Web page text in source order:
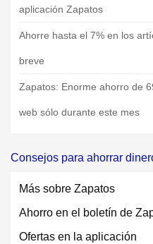
aplicación Zapatos
Ahorre hasta el 7% en los
breve
Zapatos: Enorme ahorro de
web sólo durante este mes
Consejos para ahorrar
Más sobre Zapatos
Ahorro en el boletín de
Ofertas en la aplicación